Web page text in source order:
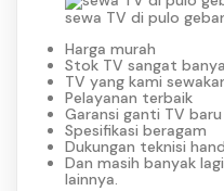
sewa TV di pulo
Harga murah
Stok TV sangat
TV yang kami
Pelayanan terbaik
Garansi ganti TV
Spesifikasi beragam
Dukungan teknisi
Dan masih banyak
lainnya.